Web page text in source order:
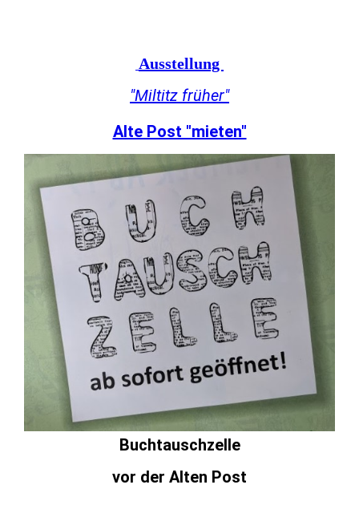
Ausstellung
"Miltitz früher"
Alte Post "mieten"
Buchtauschzelle
vor der Alten Post